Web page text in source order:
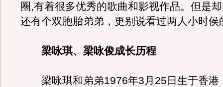
圈,有着很多优秀的歌曲和影视作品。但是
还有个双胞胎弟弟，更别说看过两人小时侯
梁咏琪、梁咏俊成长历程
梁咏琪和弟弟1976年3月25日生于香港